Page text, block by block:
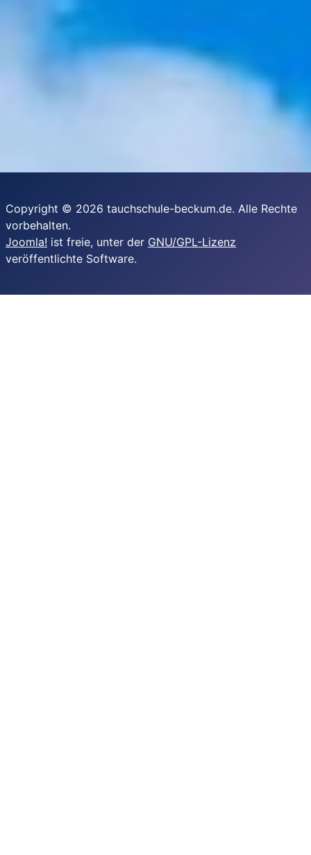
Copyright © 2026 tauchschule-beckum.de. Alle Rechte
vorbehalten.
Joomla! ist freie, unter der GNU/GPL-Lizenz
veröffentlichte Software.